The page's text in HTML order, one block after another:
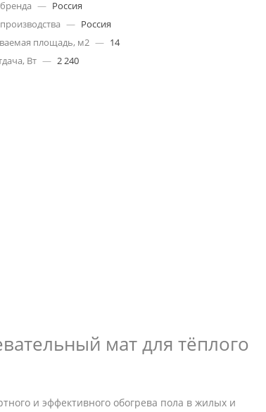
— Россия
— Россия
площадь, м2 — 14
Вт — 2 240
мат для тёплого
и эффективного обогрева пола в жилых и